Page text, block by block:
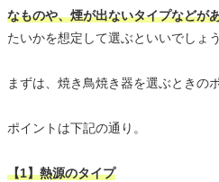
なものや、煙が出ないタイプなどが
たいかを想定して選ぶといいでしょう
まずは、焼き鳥焼き器を選ぶときの
ポイントは下記の通り。
【1】熱源のタイプ